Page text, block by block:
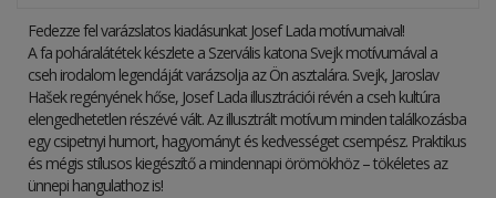
Fedezze fel varázslatos kiadásunkat Josef Lada motívumaival!
A fa poháralátétek készlete a Szervális katona Svejk motívumával a
cseh irodalom legendáját varázsolja az Ön asztalára. Svejk, Jaroslav
Hašek regényének hőse, Josef Lada illusztrációi révén a cseh kultúra
elengedhetetlen részévé vált. Az illusztrált motívum minden találkozásba
egy csipetnyi humort, hagyományt és kedvességet csempész. Praktikus
és mégis stílusos kiegészítő a mindennapi örömökhöz – tökéletes az
ünnepi hangulathoz is!